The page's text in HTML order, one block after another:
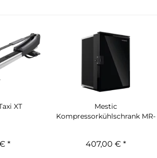
XT
*
Mestic
Kompressorkühlschrank MR-
407,00 € *